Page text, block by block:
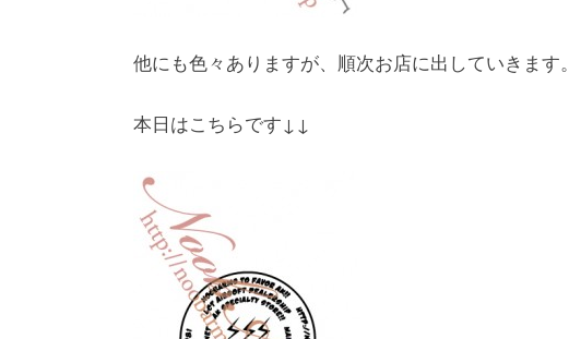
他にも色々ありますが、順次お店に出していきます。
本日はこちらです↓↓